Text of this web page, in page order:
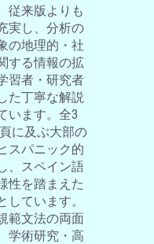
従来版よりも
実し、分析の
の地理的・社
する情報の拡
習者・研究者
た丁寧な解説
います。全3
に及ぶ大部の
スパニック的
、スペイン語
性を踏まえた
しています。
範文法の両面
学術研究・高